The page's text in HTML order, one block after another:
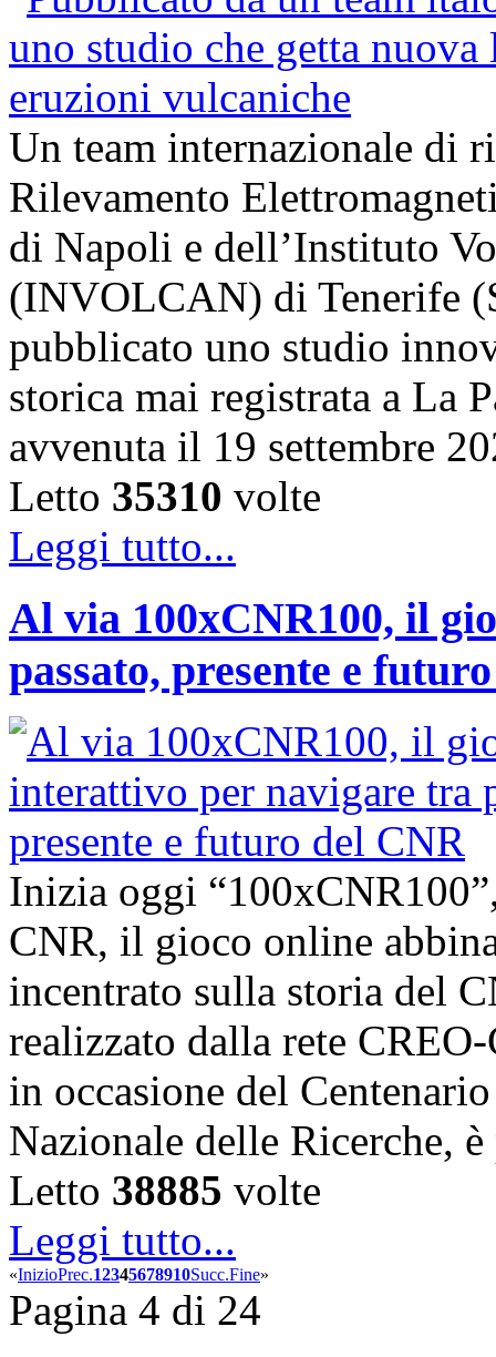
Un team internazionale di
Rilevamento
di Napoli e dell’Instituto
(INVOLCAN) di Tenerife
pubblicato uno studio
storica mai registrata a La
avvenuta il 19 settembre
Letto 35310 volte
Leggi tutto...
Al via 100xCNR100, il
passato, presente e
Inizia oggi
CNR, il gioco online
incentrato sulla storia del
realizzato dalla rete
in occasione del
Nazionale delle Ricerche,
Letto 38885 volte
Leggi tutto...
«InizioPrec.12345678910Succ.Fine»
Pagina 4 di 24